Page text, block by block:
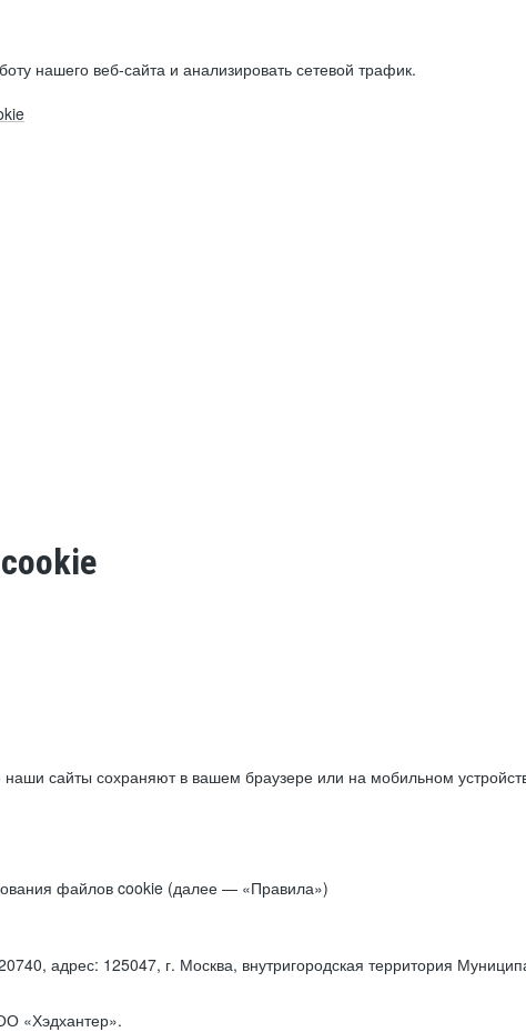
нашего веб-сайта и анализировать сетевой трафик.
сайты сохраняют в вашем браузере или на мобильном
файлов cookie (далее — «Правила»)
адрес: 125047, г. Москва, внутригородская территория
«Хэдхантер».